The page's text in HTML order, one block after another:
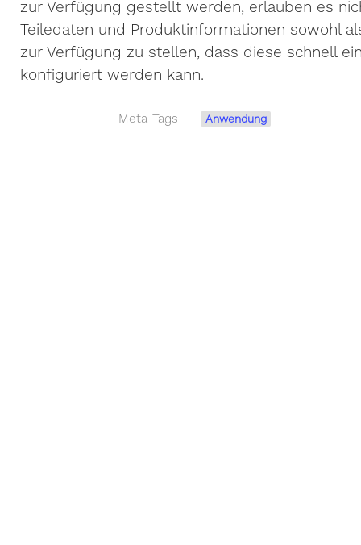
zur Verfügung gestellt werden, erlauben es
Teiledaten und Produktinformationen sowohl
zur Verfügung zu stellen, dass diese schnell
konfiguriert werden kann.
Meta-Tags Anwendung